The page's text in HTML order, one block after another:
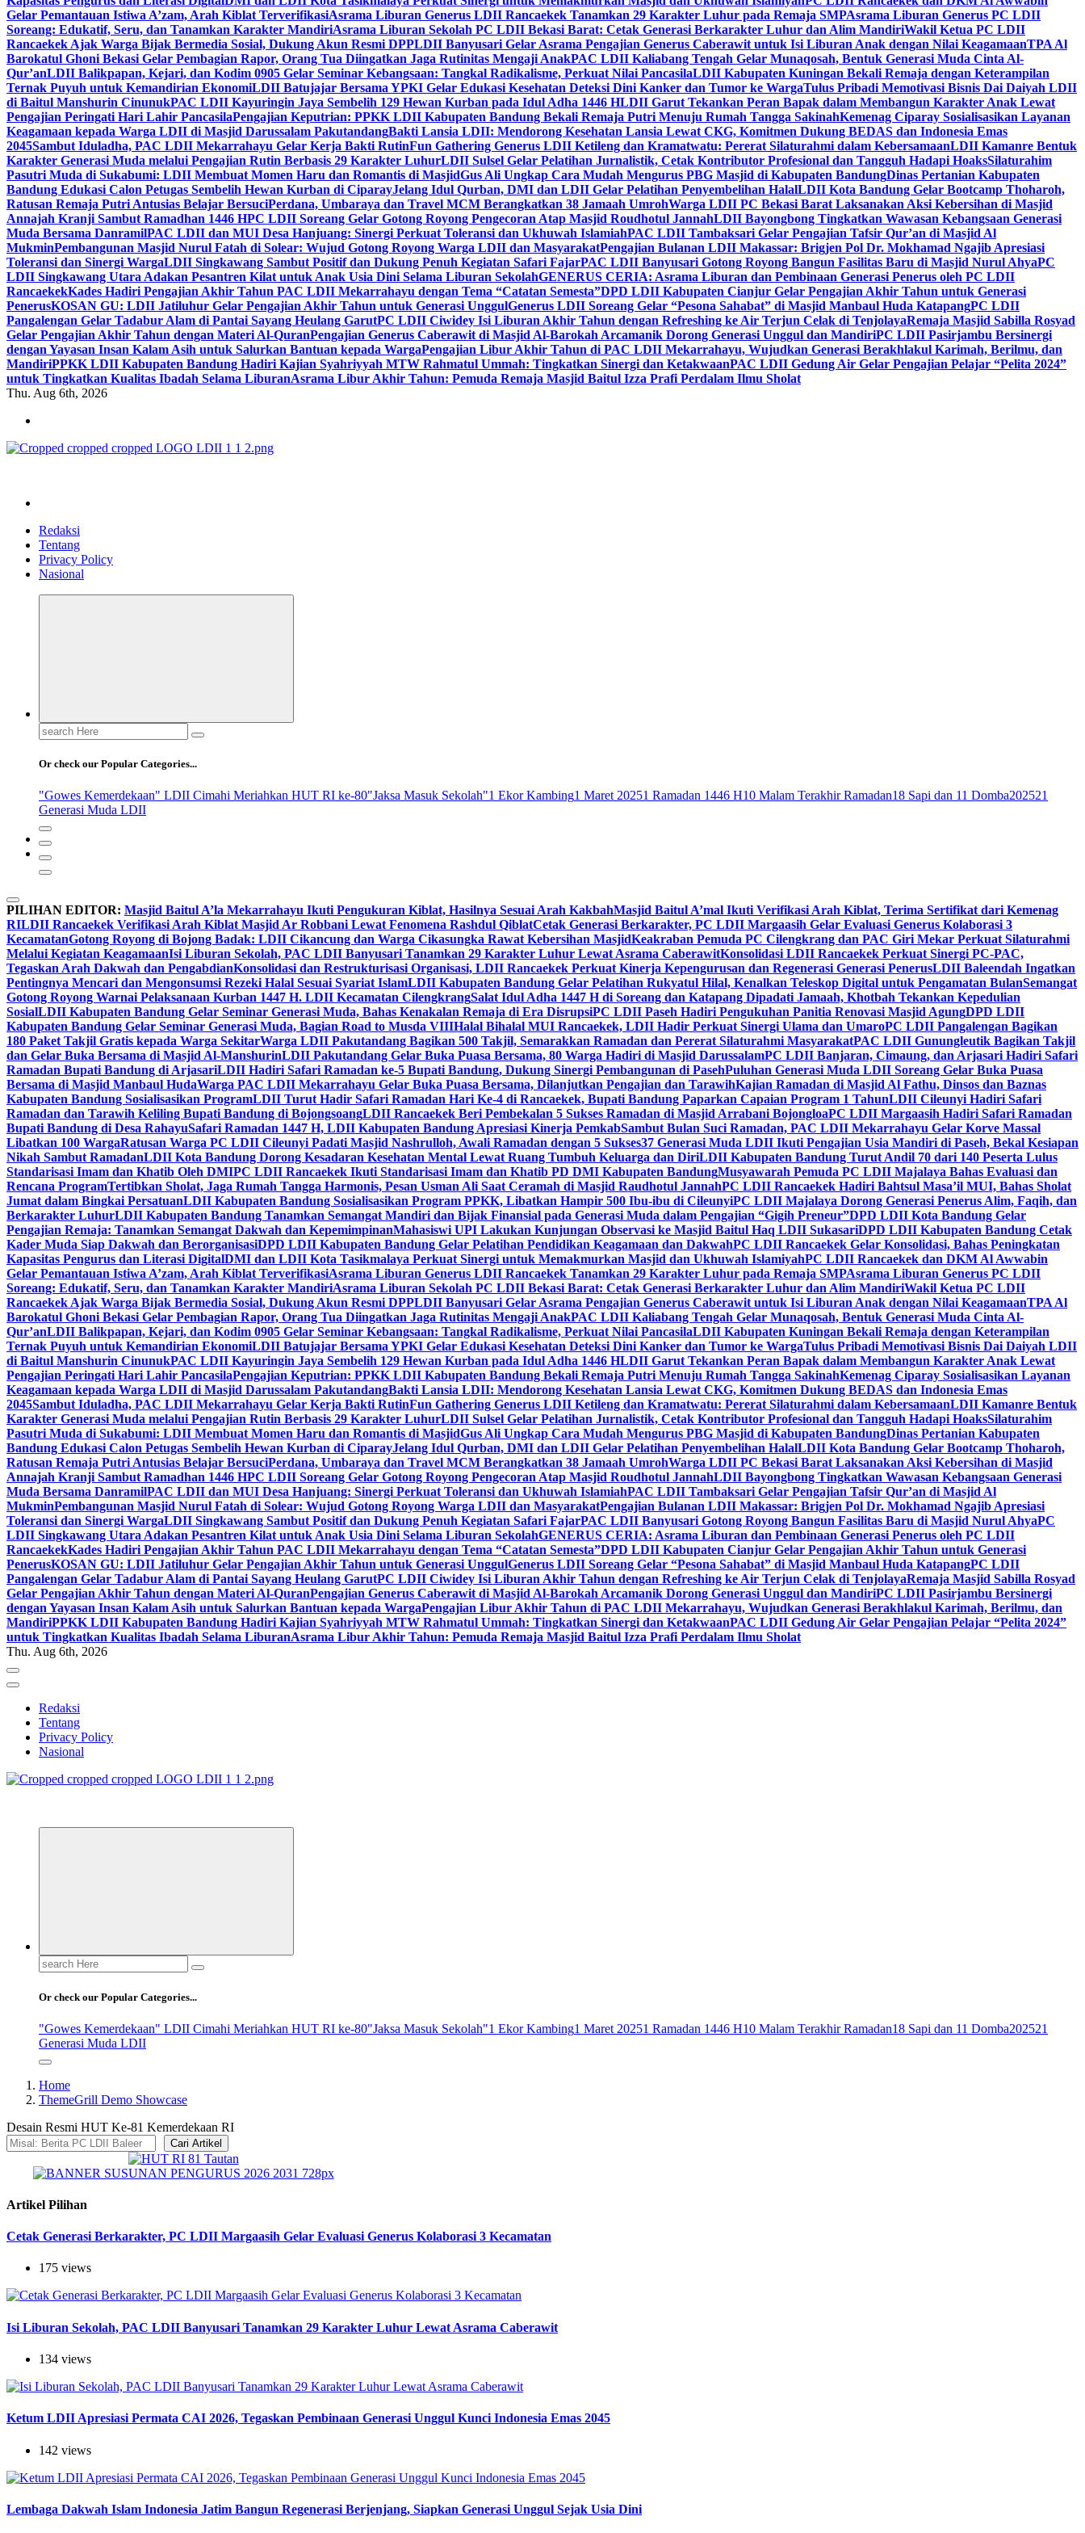
Gelar Pemantauan Istiwa A’zam, Arah Kiblat TerverifikasiAsrama Liburan Generus LDII Rancaekek Tanamkan 29 Karakter Luhur pada Remaja SMPAsrama Liburan Generus PC LDII
Soreang: Edukatif, Seru, dan Tanamkan Karakter MandiriAsrama Liburan Sekolah PC LDII Bekasi Barat: Cetak Generasi Berkarakter Luhur dan Alim MandiriWakil Ketua PC LDII
Rancaekek Ajak Warga Bijak Bermedia Sosial, Dukung Akun Resmi DPPLDII Banyusari Gelar Asrama Pengajian Generus Caberawit untuk Isi Liburan Anak dengan Nilai KeagamaanTPA Al
Barokatul Ghoni Bekasi Gelar Pembagian Rapor, Orang Tua Diingatkan Jaga Rutinitas Mengaji AnakPAC LDII Kaliabang Tengah Gelar Munaqosah, Bentuk Generasi Muda Cinta Al-
Qur’anLDII Balikpapan, Kejari, dan Kodim 0905 Gelar Seminar Kebangsaan: Tangkal Radikalisme, Perkuat Nilai PancasilaLDII Kabupaten Kuningan Bekali Remaja dengan Keterampilan
Ternak Puyuh untuk Kemandirian EkonomiLDII Batujajar Bersama YPKI Gelar Edukasi Kesehatan Deteksi Dini Kanker dan Tumor ke WargaTulus Pribadi Memotivasi Bisnis Dai Daiyah LDII
di Baitul Manshurin CinunukPAC LDII Kayuringin Jaya Sembelih 129 Hewan Kurban pada Idul Adha 1446 HLDII Garut Tekankan Peran Bapak dalam Membangun Karakter Anak Lewat
Pengajian Peringati Hari Lahir PancasilaPengajian Keputrian: PPKK LDII Kabupaten Bandung Bekali Remaja Putri Menuju Rumah Tangga SakinahKemenag Ciparay Sosialisasikan Layanan
Keagamaan kepada Warga LDII di Masjid Darussalam PakutandangBakti Lansia LDII: Mendorong Kesehatan Lansia Lewat CKG, Komitmen Dukung BEDAS dan Indonesia Emas
2045Sambut Iduladha, PAC LDII Mekarrahayu Gelar Kerja Bakti RutinFun Gathering Generus LDII Ketileng dan Kramatwatu: Pererat Silaturahmi dalam KebersamaanLDII Kamanre Bentuk
Karakter Generasi Muda melalui Pengajian Rutin Berbasis 29 Karakter LuhurLDII Sulsel Gelar Pelatihan Jurnalistik, Cetak Kontributor Profesional dan Tangguh Hadapi HoaksSilaturahim
Pasutri Muda di Sukabumi: LDII Membuat Momen Haru dan Romantis di MasjidGus Ali Ungkap Cara Mudah Mengurus PBG Masjid di Kabupaten BandungDinas Pertanian Kabupaten
Bandung Edukasi Calon Petugas Sembelih Hewan Kurban di CiparayJelang Idul Qurban, DMI dan LDII Gelar Pelatihan Penyembelihan HalalLDII Kota Bandung Gelar Bootcamp Thoharoh,
Ratusan Remaja Putri Antusias Belajar BersuciPerdana, Umbaraya dan Travel MCM Berangkatkan 38 Jamaah UmrohWarga LDII PC Bekasi Barat Laksanakan Aksi Kebersihan di Masjid
Annajah Kranji Sambut Ramadhan 1446 HPC LDII Soreang Gelar Gotong Royong Pengecoran Atap Masjid Roudhotul JannahLDII Bayongbong Tingkatkan Wawasan Kebangsaan Generasi
Muda Bersama DanramilPAC LDII dan MUI Desa Hanjuang: Sinergi Perkuat Toleransi dan Ukhuwah IslamiahPAC LDII Tambaksari Gelar Pengajian Tafsir Qur’an di Masjid Al
MukminPembangunan Masjid Nurul Fatah di Solear: Wujud Gotong Royong Warga LDII dan MasyarakatPengajian Bulanan LDII Makassar: Brigjen Pol Dr. Mokhamad Ngajib Apresiasi
Toleransi dan Sinergi WargaLDII Singkawang Sambut Positif dan Dukung Penuh Kegiatan Safari FajarPAC LDII Banyusari Gotong Royong Bangun Fasilitas Baru di Masjid Nurul AhyaPC
LDII Singkawang Utara Adakan Pesantren Kilat untuk Anak Usia Dini Selama Liburan SekolahGENERUS CERIA: Asrama Liburan dan Pembinaan Generasi Penerus oleh PC LDII
RancaekekKades Hadiri Pengajian Akhir Tahun PAC LDII Mekarrahayu dengan Tema “Catatan Semesta”DPD LDII Kabupaten Cianjur Gelar Pengajian Akhir Tahun untuk Generasi
PenerusKOSAN GU: LDII Jatiluhur Gelar Pengajian Akhir Tahun untuk Generasi UnggulGenerus LDII Soreang Gelar “Pesona Sahabat” di Masjid Manbaul Huda KatapangPC LDII
Pangalengan Gelar Tadabur Alam di Pantai Sayang Heulang GarutPC LDII Ciwidey Isi Liburan Akhir Tahun dengan Refreshing ke Air Terjun Celak di TenjolayaRemaja Masjid Sabilla Rosyad
Gelar Pengajian Akhir Tahun dengan Materi Al-QuranPengajian Generus Caberawit di Masjid Al-Barokah Arcamanik Dorong Generasi Unggul dan MandiriPC LDII Pasirjambu Bersinergi
dengan Yayasan Insan Kalam Asih untuk Salurkan Bantuan kepada WargaPengajian Libur Akhir Tahun di PAC LDII Mekarrahayu, Wujudkan Generasi Berakhlakul Karimah, Berilmu, dan
MandiriPPKK LDII Kabupaten Bandung Hadiri Kajian Syahriyyah MTW Rahmatul Ummah: Tingkatkan Sinergi dan KetakwaanPAC LDII Gedung Air Gelar Pengajian Pelajar “Pelita 2024”
untuk Tingkatkan Kualitas Ibadah Selama LiburanAsrama Libur Akhir Tahun: Pemuda Remaja Masjid Baitul Izza Prafi Perdalam Ilmu Sholat
Thu. Aug 6th, 2026
Redaksi
Tentang
Privacy Policy
Nasional
Search
for:
Or check our Popular Categories...
"Gowes Kemerdekaan" LDII Cimahi Meriahkan HUT RI ke-80"Jaksa Masuk Sekolah"1 Ekor Kambing1 Maret 20251 Ramadan 1446 H10 Malam Terakhir Ramadan18 Sapi dan 11 Domba202521
Generasi Muda LDII
PILIHAN EDITOR: Masjid Baitul A’la Mekarrahayu Ikuti Pengukuran Kiblat, Hasilnya Sesuai Arah KakbahMasjid Baitul A’mal Ikuti Verifikasi Arah Kiblat, Terima Sertifikat dari Kemenag
RILDII Rancaekek Verifikasi Arah Kiblat Masjid Ar Robbani Lewat Fenomena Rashdul QiblatCetak Generasi Berkarakter, PC LDII Margaasih Gelar Evaluasi Generus Kolaborasi 3
KecamatanGotong Royong di Bojong Badak: LDII Cikancung dan Warga Cikasungka Rawat Kebersihan MasjidKeakraban Pemuda PC Cilengkrang dan PAC Giri Mekar Perkuat Silaturahmi
Melalui Kegiatan KeagamaanIsi Liburan Sekolah, PAC LDII Banyusari Tanamkan 29 Karakter Luhur Lewat Asrama CaberawitKonsolidasi LDII Rancaekek Perkuat Sinergi PC-PAC,
Tegaskan Arah Dakwah dan PengabdianKonsolidasi dan Restrukturisasi Organisasi, LDII Rancaekek Perkuat Kinerja Kepengurusan dan Regenerasi Generasi PenerusLDII Baleendah Ingatkan
Pentingnya Mencari dan Mengonsumsi Rezeki Halal Sesuai Syariat IslamLDII Kabupaten Bandung Gelar Pelatihan Rukyatul Hilal, Kenalkan Teleskop Digital untuk Pengamatan BulanSemangat
Gotong Royong Warnai Pelaksanaan Kurban 1447 H. LDII Kecamatan CilengkrangSalat Idul Adha 1447 H di Soreang dan Katapang Dipadati Jamaah, Khotbah Tekankan Kepedulian
SosialLDII Kabupaten Bandung Gelar Seminar Generasi Muda, Bahas Kenakalan Remaja di Era DisrupsiPC LDII Paseh Hadiri Pengukuhan Panitia Renovasi Masjid AgungDPD LDII
Kabupaten Bandung Gelar Seminar Generasi Muda, Bagian Road to Musda VIIIHalal Bihalal MUI Rancaekek, LDII Hadir Perkuat Sinergi Ulama dan UmaroPC LDII Pangalengan Bagikan
180 Paket Takjil Gratis kepada Warga SekitarWarga LDII Pakutandang Bagikan 500 Takjil, Semarakkan Ramadan dan Pererat Silaturahmi MasyarakatPAC LDII Gunungleutik Bagikan Takjil
dan Gelar Buka Bersama di Masjid Al-ManshurinLDII Pakutandang Gelar Buka Puasa Bersama, 80 Warga Hadiri di Masjid DarussalamPC LDII Banjaran, Cimaung, dan Arjasari Hadiri Safari
Ramadan Bupati Bandung di ArjasariLDII Hadiri Safari Ramadan ke-5 Bupati Bandung, Dukung Sinergi Pembangunan di PasehPuluhan Generasi Muda LDII Soreang Gelar Buka Puasa
Bersama di Masjid Manbaul HudaWarga PAC LDII Mekarrahayu Gelar Buka Puasa Bersama, Dilanjutkan Pengajian dan TarawihKajian Ramadan di Masjid Al Fathu, Dinsos dan Baznas
Kabupaten Bandung Sosialisasikan ProgramLDII Turut Hadir Safari Ramadan Hari Ke-4 di Rancaekek, Bupati Bandung Paparkan Capaian Program 1 TahunLDII Cileunyi Hadiri Safari
Ramadan dan Tarawih Keliling Bupati Bandung di BojongsoangLDII Rancaekek Beri Pembekalan 5 Sukses Ramadan di Masjid Arrabani BojongloaPC LDII Margaasih Hadiri Safari Ramadan
Bupati Bandung di Desa RahayuSafari Ramadan 1447 H, LDII Kabupaten Bandung Apresiasi Kinerja PemkabSambut Bulan Suci Ramadan, PAC LDII Mekarrahayu Gelar Korve Massal
Libatkan 100 WargaRatusan Warga PC LDII Cileunyi Padati Masjid Nashrulloh, Awali Ramadan dengan 5 Sukses37 Generasi Muda LDII Ikuti Pengajian Usia Mandiri di Paseh, Bekal Kesiapan
Nikah Sambut RamadanLDII Kota Bandung Dorong Kesadaran Kesehatan Mental Lewat Ruang Tumbuh Keluarga dan DiriLDII Kabupaten Bandung Turut Andil 70 dari 140 Peserta Lulus
Standarisasi Imam dan Khatib Oleh DMIPC LDII Rancaekek Ikuti Standarisasi Imam dan Khatib PD DMI Kabupaten BandungMusyawarah Pemuda PC LDII Majalaya Bahas Evaluasi dan
Rencana ProgramTertibkan Sholat, Jaga Rumah Tangga Harmonis, Pesan Usman Ali Saat Ceramah di Masjid Raudhotul JannahPC LDII Rancaekek Hadiri Bahtsul Masa’il MUI, Bahas Sholat
Jumat dalam Bingkai PersatuanLDII Kabupaten Bandung Sosialisasikan Program PPKK, Libatkan Hampir 500 Ibu-ibu di CileunyiPC LDII Majalaya Dorong Generasi Penerus Alim, Faqih, dan
Berkarakter LuhurLDII Kabupaten Bandung Tanamkan Semangat Mandiri dan Bijak Finansial pada Generasi Muda dalam Pengajian “Gigih Preneur”DPD LDII Kota Bandung Gelar
Pengajian Remaja: Tanamkan Semangat Dakwah dan KepemimpinanMahasiswi UPI Lakukan Kunjungan Observasi ke Masjid Baitul Haq LDII SukasariDPD LDII Kabupaten Bandung Cetak
Kader Muda Siap Dakwah dan BerorganisasiDPD LDII Kabupaten Bandung Gelar Pelatihan Pendidikan Keagamaan dan DakwahPC LDII Rancaekek Gelar Konsolidasi, Bahas Peningkatan
Kapasitas Pengurus dan Literasi DigitalDMI dan LDII Kota Tasikmalaya Perkuat Sinergi untuk Memakmurkan Masjid dan Ukhuwah IslamiyahPC LDII Rancaekek dan DKM Al Awwabin
Gelar Pemantauan Istiwa A’zam, Arah Kiblat TerverifikasiAsrama Liburan Generus LDII Rancaekek Tanamkan 29 Karakter Luhur pada Remaja SMPAsrama Liburan Generus PC LDII
Soreang: Edukatif, Seru, dan Tanamkan Karakter MandiriAsrama Liburan Sekolah PC LDII Bekasi Barat: Cetak Generasi Berkarakter Luhur dan Alim MandiriWakil Ketua PC LDII
Rancaekek Ajak Warga Bijak Bermedia Sosial, Dukung Akun Resmi DPPLDII Banyusari Gelar Asrama Pengajian Generus Caberawit untuk Isi Liburan Anak dengan Nilai KeagamaanTPA Al
Barokatul Ghoni Bekasi Gelar Pembagian Rapor, Orang Tua Diingatkan Jaga Rutinitas Mengaji AnakPAC LDII Kaliabang Tengah Gelar Munaqosah, Bentuk Generasi Muda Cinta Al-
Qur’anLDII Balikpapan, Kejari, dan Kodim 0905 Gelar Seminar Kebangsaan: Tangkal Radikalisme, Perkuat Nilai PancasilaLDII Kabupaten Kuningan Bekali Remaja dengan Keterampilan
Ternak Puyuh untuk Kemandirian EkonomiLDII Batujajar Bersama YPKI Gelar Edukasi Kesehatan Deteksi Dini Kanker dan Tumor ke WargaTulus Pribadi Memotivasi Bisnis Dai Daiyah LDII
di Baitul Manshurin CinunukPAC LDII Kayuringin Jaya Sembelih 129 Hewan Kurban pada Idul Adha 1446 HLDII Garut Tekankan Peran Bapak dalam Membangun Karakter Anak Lewat
Pengajian Peringati Hari Lahir PancasilaPengajian Keputrian: PPKK LDII Kabupaten Bandung Bekali Remaja Putri Menuju Rumah Tangga SakinahKemenag Ciparay Sosialisasikan Layanan
Keagamaan kepada Warga LDII di Masjid Darussalam PakutandangBakti Lansia LDII: Mendorong Kesehatan Lansia Lewat CKG, Komitmen Dukung BEDAS dan Indonesia Emas
2045Sambut Iduladha, PAC LDII Mekarrahayu Gelar Kerja Bakti RutinFun Gathering Generus LDII Ketileng dan Kramatwatu: Pererat Silaturahmi dalam KebersamaanLDII Kamanre Bentuk
Karakter Generasi Muda melalui Pengajian Rutin Berbasis 29 Karakter LuhurLDII Sulsel Gelar Pelatihan Jurnalistik, Cetak Kontributor Profesional dan Tangguh Hadapi HoaksSilaturahim
Pasutri Muda di Sukabumi: LDII Membuat Momen Haru dan Romantis di MasjidGus Ali Ungkap Cara Mudah Mengurus PBG Masjid di Kabupaten BandungDinas Pertanian Kabupaten
Bandung Edukasi Calon Petugas Sembelih Hewan Kurban di CiparayJelang Idul Qurban, DMI dan LDII Gelar Pelatihan Penyembelihan HalalLDII Kota Bandung Gelar Bootcamp Thoharoh,
Ratusan Remaja Putri Antusias Belajar BersuciPerdana, Umbaraya dan Travel MCM Berangkatkan 38 Jamaah UmrohWarga LDII PC Bekasi Barat Laksanakan Aksi Kebersihan di Masjid
Annajah Kranji Sambut Ramadhan 1446 HPC LDII Soreang Gelar Gotong Royong Pengecoran Atap Masjid Roudhotul JannahLDII Bayongbong Tingkatkan Wawasan Kebangsaan Generasi
Muda Bersama DanramilPAC LDII dan MUI Desa Hanjuang: Sinergi Perkuat Toleransi dan Ukhuwah IslamiahPAC LDII Tambaksari Gelar Pengajian Tafsir Qur’an di Masjid Al
MukminPembangunan Masjid Nurul Fatah di Solear: Wujud Gotong Royong Warga LDII dan MasyarakatPengajian Bulanan LDII Makassar: Brigjen Pol Dr. Mokhamad Ngajib Apresiasi
Toleransi dan Sinergi WargaLDII Singkawang Sambut Positif dan Dukung Penuh Kegiatan Safari FajarPAC LDII Banyusari Gotong Royong Bangun Fasilitas Baru di Masjid Nurul AhyaPC
LDII Singkawang Utara Adakan Pesantren Kilat untuk Anak Usia Dini Selama Liburan SekolahGENERUS CERIA: Asrama Liburan dan Pembinaan Generasi Penerus oleh PC LDII
RancaekekKades Hadiri Pengajian Akhir Tahun PAC LDII Mekarrahayu dengan Tema “Catatan Semesta”DPD LDII Kabupaten Cianjur Gelar Pengajian Akhir Tahun untuk Generasi
PenerusKOSAN GU: LDII Jatiluhur Gelar Pengajian Akhir Tahun untuk Generasi UnggulGenerus LDII Soreang Gelar “Pesona Sahabat” di Masjid Manbaul Huda KatapangPC LDII
Pangalengan Gelar Tadabur Alam di Pantai Sayang Heulang GarutPC LDII Ciwidey Isi Liburan Akhir Tahun dengan Refreshing ke Air Terjun Celak di TenjolayaRemaja Masjid Sabilla Rosyad
Gelar Pengajian Akhir Tahun dengan Materi Al-QuranPengajian Generus Caberawit di Masjid Al-Barokah Arcamanik Dorong Generasi Unggul dan MandiriPC LDII Pasirjambu Bersinergi
dengan Yayasan Insan Kalam Asih untuk Salurkan Bantuan kepada WargaPengajian Libur Akhir Tahun di PAC LDII Mekarrahayu, Wujudkan Generasi Berakhlakul Karimah, Berilmu, dan
MandiriPPKK LDII Kabupaten Bandung Hadiri Kajian Syahriyyah MTW Rahmatul Ummah: Tingkatkan Sinergi dan KetakwaanPAC LDII Gedung Air Gelar Pengajian Pelajar “Pelita 2024”
untuk Tingkatkan Kualitas Ibadah Selama LiburanAsrama Libur Akhir Tahun: Pemuda Remaja Masjid Baitul Izza Prafi Perdalam Ilmu Sholat
Thu. Aug 6th, 2026
Redaksi
Tentang
Privacy Policy
Nasional
Search
for:
Or check our Popular Categories...
"Gowes Kemerdekaan" LDII Cimahi Meriahkan HUT RI ke-80"Jaksa Masuk Sekolah"1 Ekor Kambing1 Maret 20251 Ramadan 1446 H10 Malam Terakhir Ramadan18 Sapi dan 11 Domba202521
Generasi Muda LDII
Home
ThemeGrill Demo Showcase
Desain Resmi HUT Ke-81 Kemerdekaan RI
Cari Artikel
Artikel Pilihan
Cetak Generasi Berkarakter, PC LDII Margaasih Gelar Evaluasi Generus Kolaborasi 3 Kecamatan
175 views
Isi Liburan Sekolah, PAC LDII Banyusari Tanamkan 29 Karakter Luhur Lewat Asrama Caberawit
134 views
Ketum LDII Apresiasi Permata CAI 2026, Tegaskan Pembinaan Generasi Unggul Kunci Indonesia Emas 2045
142 views
Lembaga Dakwah Islam Indonesia Jatim Bangun Regenerasi Berjenjang, Siapkan Generasi Unggul Sejak Usia Dini